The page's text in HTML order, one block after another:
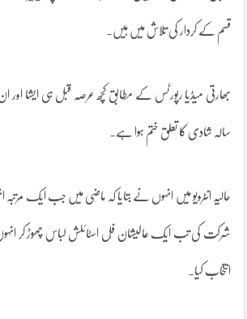
قسم کے کردار کی تلاش میں ہیں۔
سالہ شادی کا تعلق ختم ہوا ہے۔
حالیہ انٹرویو میں انہوں نے بتایا کہ ماضی میں جب ایک
شرکت کی تب ایک عالیشان فُل اسٹائلش لباس چھوڑ کر
انتخاب کیا۔